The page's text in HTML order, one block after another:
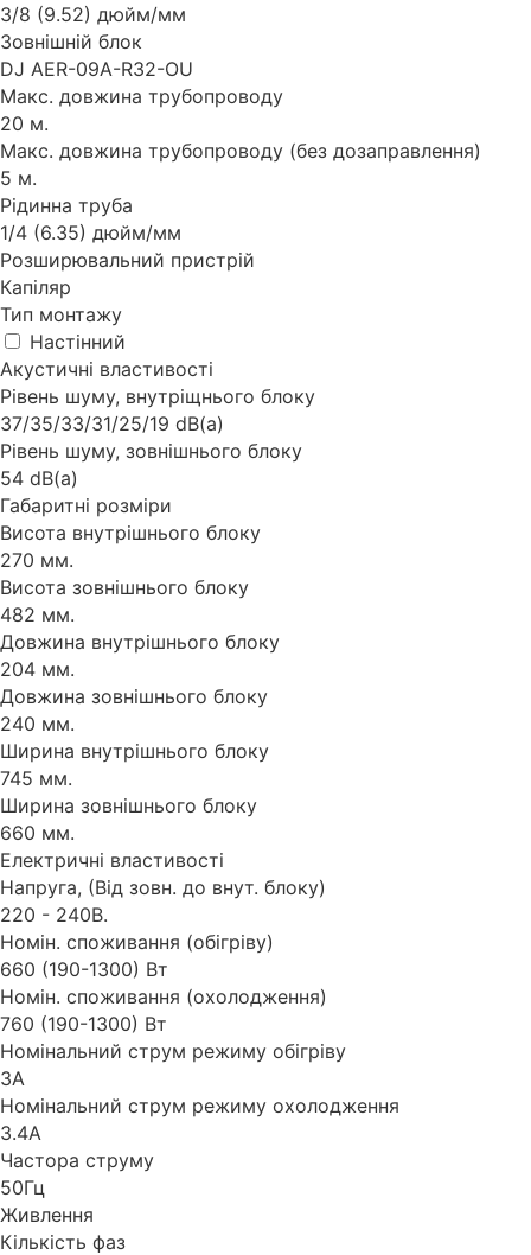
3/8 (9.52) дюйм/мм
Зовнішній блок
DJ AER-09A-R32-OU
Макс. довжина трубопроводу
20 м.
Макс. довжина трубопроводу (без дозаправлення)
5 м.
Рідинна труба
1/4 (6.35) дюйм/мм
Розширювальний пристрій
Капіляр
Тип монтажу
Настінний
Акустичні властивості
Рівень шуму, внутріщнього блоку
37/35/33/31/25/19 dB(a)
Рівень шуму, зовнішнього блоку
54 dB(a)
Габаритні розміри
Висота внутрішнього блоку
270 мм.
Висота зовнішнього блоку
482 мм.
Довжина внутрішнього блоку
204 мм.
Довжина зовнішнього блоку
240 мм.
Ширина внутрішнього блоку
745 мм.
Ширина зовнішнього блоку
660 мм.
Електричні властивості
Напруга, (Від зовн. до внут. блоку)
220 - 240В.
Номін. споживання (обігріву)
660 (190-1300) Вт
Номін. споживання (охолодження)
760 (190-1300) Вт
Номінальний струм режиму обігріву
3А
Номінальний струм режиму охолодження
3.4А
Частора струму
50Гц
Живлення
Кількість фаз